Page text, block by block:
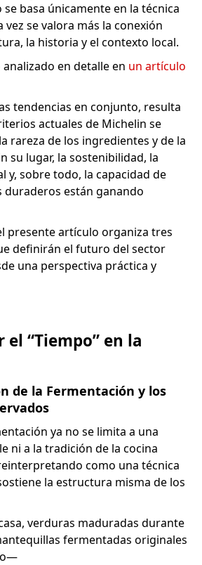
se basa únicamente en la técnica
vez se valora más la conexión
la historia y el contexto local.
en detalle en un artículo
tendencias en conjunto, resulta
actuales de Michelin se
rareza de los ingredientes y de la
su lugar, la sostenibilidad, la
y, sobre todo, la capacidad de
están ganando
presente artículo organiza tres
definirán el futuro del sector
una perspectiva práctica y
“Tiempo” en la
de la Fermentación y los
ya no se limita a una
ni a la tradición de la cocina
como una técnica
la estructura misma de los
verduras maduradas durante
fermentadas originales